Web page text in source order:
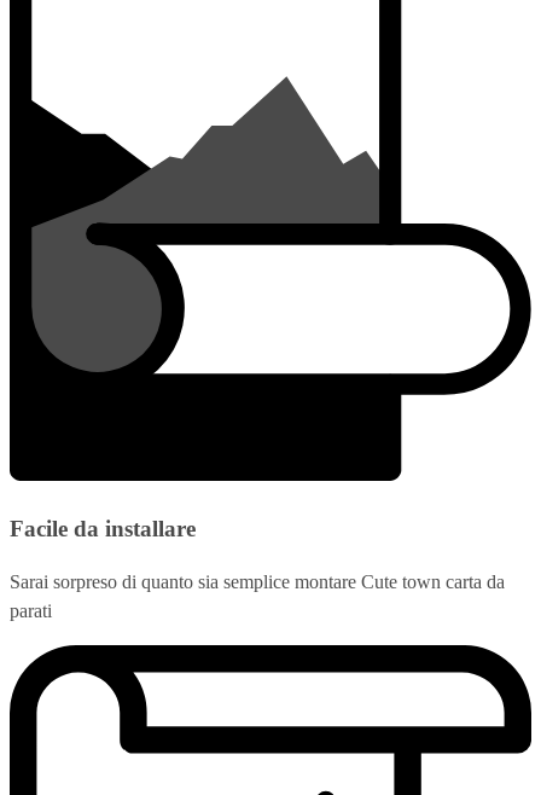
Facile da installare
Sarai sorpreso di quanto sia semplice montare Cute town carta da
parati